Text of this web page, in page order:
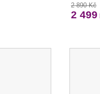
2 890 Kč
2 499